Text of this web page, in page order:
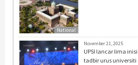
National
November 21, 2025
UPSI lancar lima
tadbir urus universiti